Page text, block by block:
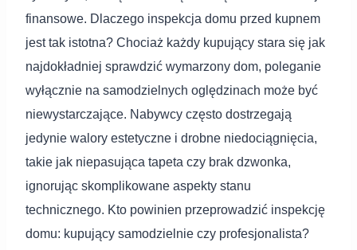
finansowe. Dlaczego inspekcja domu przed kupnem
jest tak istotna? Chociaż każdy kupujący stara się jak
najdokładniej sprawdzić wymarzony dom, poleganie
wyłącznie na samodzielnych oględzinach może być
niewystarczające. Nabywcy często dostrzegają
jedynie walory estetyczne i drobne niedociągnięcia,
takie jak niepasująca tapeta czy brak dzwonka,
ignorując skomplikowane aspekty stanu
technicznego. Kto powinien przeprowadzić inspekcję
domu: kupujący samodzielnie czy profesjonalista?